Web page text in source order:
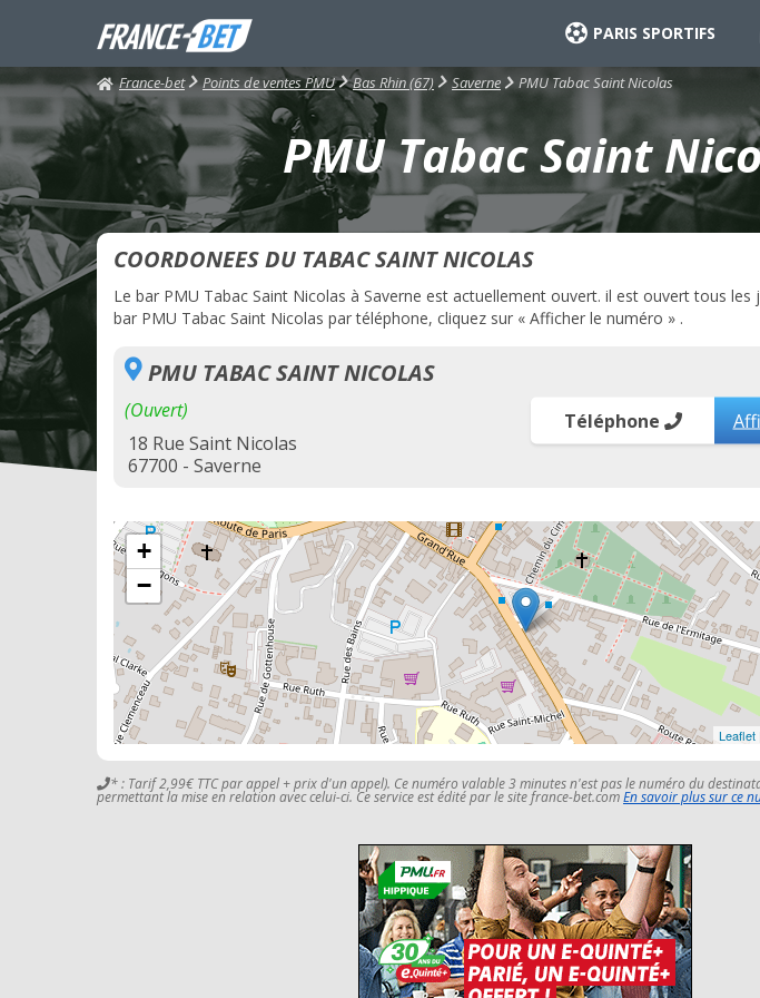
PARIS SPORTIFS
France-bet Points de ventes PMU Bas Rhin (67) Saverne PMU Tabac Saint Nicolas
PMU Tabac Saint
COORDONEES DU TABAC SAINT NICOLAS
Le bar PMU Tabac Saint Nicolas à Saverne est actuellement ouvert. il est ouvert tous les
bar PMU Tabac Saint Nicolas par téléphone, cliquez sur « Afficher le numéro » .
PMU TABAC SAINT NICOLAS
(Ouvert)
18 Rue Saint Nicolas
67700 - Saverne
Téléphone
+
−
Leaflet
* : Tarif 2,99€ TTC par appel + prix d'un appel). Ce numéro valable 3 minutes n'est pas le numéro du
permettant la mise en relation avec celui-ci. Ce service est édité par le site france-bet.comEn savoir plus sur ce